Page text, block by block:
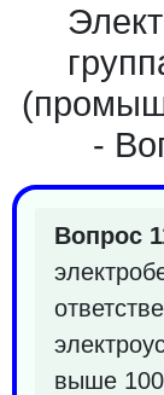
-
Вопрос
выше